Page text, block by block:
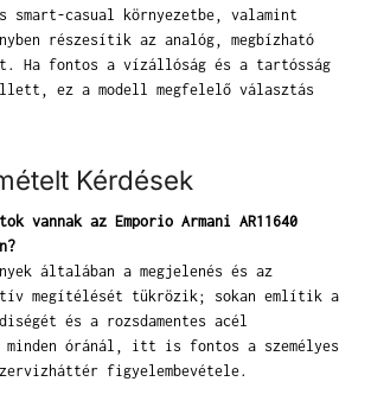
smart-casual környezetbe, valamint
részesítik az analóg, megbízható
Ha fontos a vízállóság és a tartósság
ez a modell megfelelő választás
Kérdések
vannak az Emporio Armani AR11640
általában a megjelenés és az
megítélését tükrözik; sokan említik a
és a rozsdamentes acél
óránál, itt is fontos a személyes
figyelembevétele.